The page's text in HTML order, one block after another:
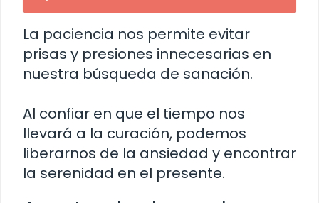
La paciencia nos permite evitar
prisas y presiones innecesarias en
nuestra búsqueda de sanación.
Al confiar en que el tiempo nos
llevará a la curación, podemos
liberarnos de la ansiedad y encontrar
la serenidad en el presente.